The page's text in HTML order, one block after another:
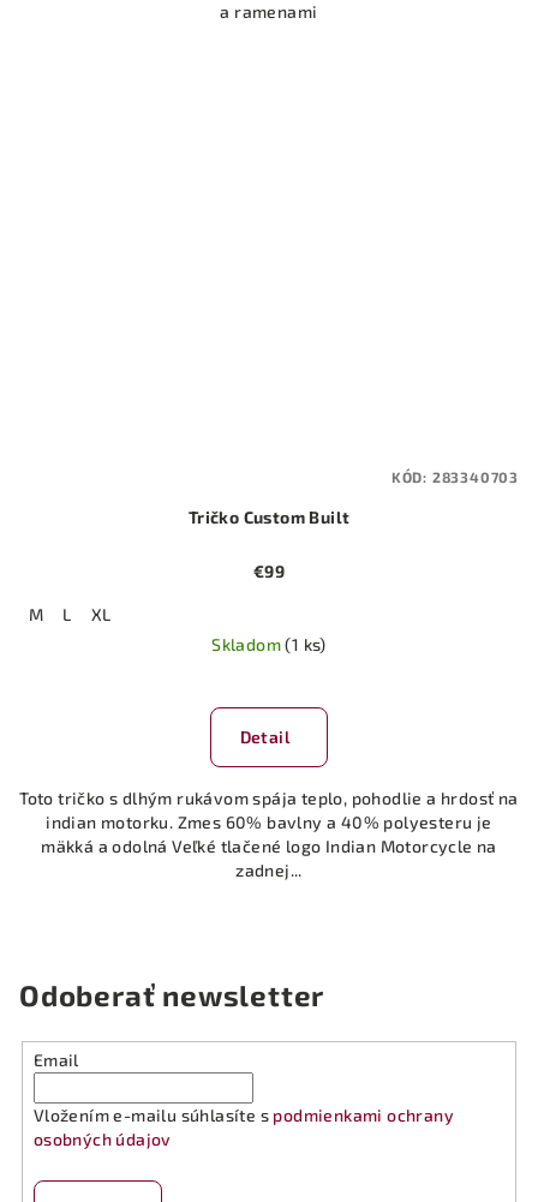
a ramenami
Tričko Custom Built
€99
M L
XL
Skladom(1 ks)
Detail
Toto tričko s dlhým rukávom spája teplo, pohodlie a hrdosť na
indian motorku. Zmes 60% bavlny a 40% polyesteru je
mäkká a odolná Veľké tlačené logo Indian Motorcycle na
zadnej...
KÓD: 283340703
Odoberať newsletter
Email
Vložením e-mailu súhlasíte s podmienkami ochrany
osobných údajov